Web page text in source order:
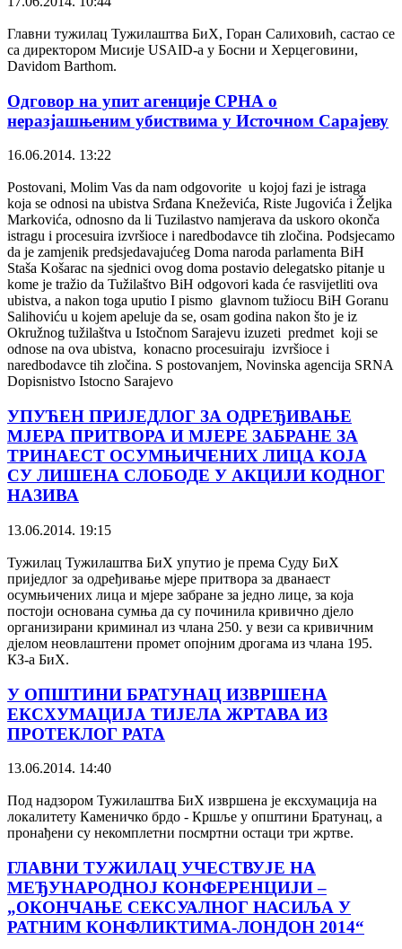
Главни тужилац Тужилаштва БиХ, Горан Салиховић, састао се
са директором Мисије USAID-а у Босни и Херцеговини,
Davidom Barthom.
Одговор на упит агенције СРНА о
неразјашњеним убиствима у Источном Сарајеву
16.06.2014. 13:22
Postovani, Molim Vas da nam odgovorite u kojoj fazi je istraga
koja se odnosi na ubistva Srđana Kneževića, Riste Jugovića i Željka
Markovića, odnosno da li Tuzilastvo namjerava da uskoro okonča
istragu i procesuira izvršioce i naredbodavce tih zločina. Podsjecamo
da je zamjenik predsjedavajućeg Doma naroda parlamenta BiH
Staša Košarac na sjednici ovog doma postavio delegatsko pitanje u
kome je tražio da Tužilaštvo BiH odgovori kada će rasvijetliti ova
ubistva, a nakon toga uputio I pismo glavnom tužiocu BiH Goranu
Salihoviću u kojem apeluje da se, osam godina nakon što je iz
Okružnog tužilaštva u Istočnom Sarajevu izuzeti predmet koji se
odnose na ova ubistva, konacno procesuiraju izvršioce i
naredbodavce tih zločina. S postovanjem, Novinska agencija SRNA
Dopisnistvo Istocno Sarajevo
УПУЋЕН ПРИЈЕДЛОГ ЗА ОДРЕЂИВАЊЕ
МЈЕРА ПРИТВОРА И МЈЕРЕ ЗАБРАНЕ ЗА
ТРИНАЕСТ ОСУМЊИЧЕНИХ ЛИЦА КОЈА
СУ ЛИШЕНА СЛОБОДЕ У АКЦИЈИ КОДНОГ
НАЗИВА
13.06.2014. 19:15
Тужилац Тужилаштва БиХ упутио је према Суду БиХ
приједлог за одређивање мјере притвора за дванаест
осумњичених лица и мјере забране за једно лице, за која
постоји основана сумња да су починила кривично дјело
организирани криминал из члана 250. у вези са кривичним
дјелом неовлаштени промет опојним дрогама из члана 195.
КЗ-а БиХ.
У ОПШТИНИ БРАТУНАЦ ИЗВРШЕНА
ЕКСХУМАЦИЈА ТИЈЕЛА ЖРТАВА ИЗ
ПРОТЕКЛОГ РАТА
13.06.2014. 14:40
Под надзором Тужилаштва БиХ извршена је ексхумација на
локалитету Каменичко брдо - Кршље у општини Братунац, а
пронађени су некомплетни посмртни остаци три жртве.
ГЛАВНИ ТУЖИЛАЦ УЧЕСТВУЈЕ НА
МЕЂУНАРОДНОЈ КОНФЕРЕНЦИЈИ –
„ОКОНЧАЊЕ СЕКСУАЛНОГ НАСИЉА У
РАТНИМ КОНФЛИКТИМА-ЛОНДОН 2014“